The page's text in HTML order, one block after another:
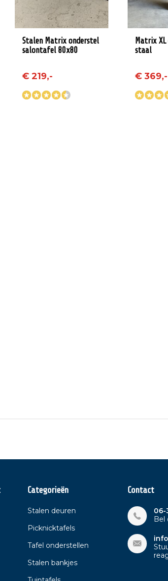
Stalen Matrix onderstel
salontafel 80x80
€ 219,-
Matrix
staal
€ 369,-
Categorieën
Stalen deuren
Picknicktafels
Tafel onderstellen
Stalen bankjes
Contact
06-
Bel